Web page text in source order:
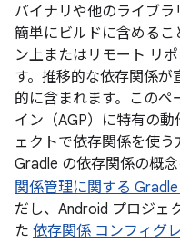
バイナリや他のライブ
簡単にビルドに含める
ン上またはリモート リ
す。推移的な依存関係
的に含まれます。この
イン（AGP）に特有の
ェクトで依存関係を使う
Gradle の依存関係の概
関係管理に関する
だし、Android プロジェ
た 依存関係 コンフィグ